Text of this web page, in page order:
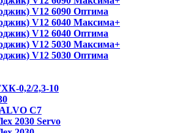
V12 6090 Оптима
V12 6040 Максима+
V12 6040 Оптима
V12 5030 Максима+
V12 5030 Оптима
0,2/2,3-10
С7
2030 Servo